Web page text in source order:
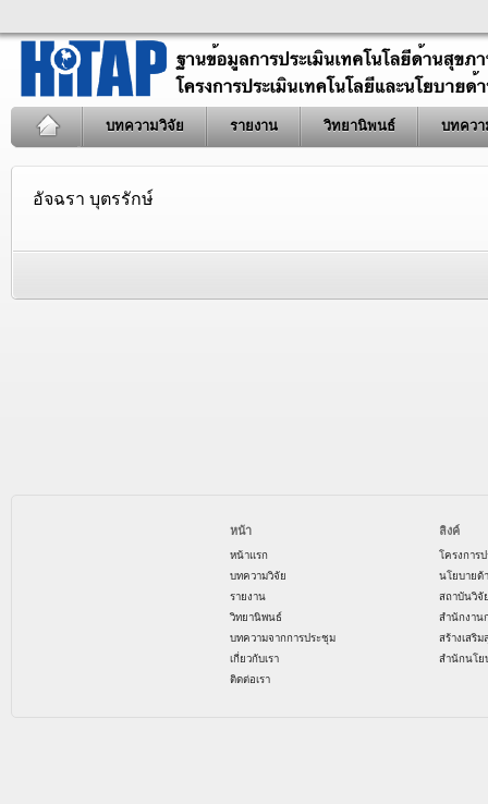
บทความวิจัย รายงาน วิทยานิพนธ์ บทควา
อัจฉรา บุตรรักษ์
หน้า
หน้าแรก
บทความวิจัย
รายงาน
วิทยานิพนธ์
บทความจากการประชุม
เกี่ยวกับเรา
ติดต่อเรา
ลิงค์
โครงการ
นโยบายด้
สถาบันวิจั
สำนักงาน
สร้างเสริ
สำนักนโย